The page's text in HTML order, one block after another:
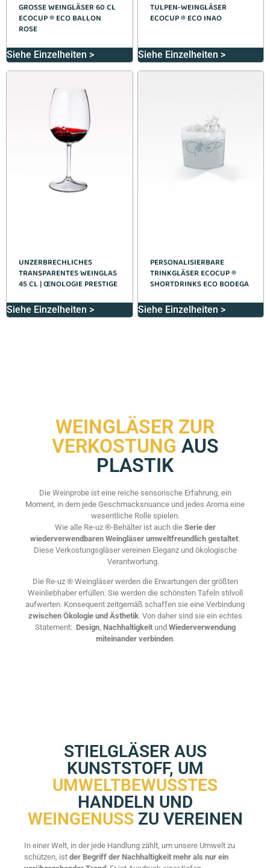
GROSSE WEINGLÄSER 60 CL E
COCUP ® ECO BALLON R
OSE
Siehe Einzelheiten >
TULPEN-WEINGLÄSER
ECOCUP ® ECO INAO
Siehe Einzelheiten >
UNZERBRECHLICHES
TRANSPARENTES WEINGLAS
45 CL | ŒNOLOGIE PRESTIGE
Siehe Einzelheiten >
PERSONALISIERBARE
TRINKGLÄSER ECOCUP ®
SHORTDRINKS ECO BODEGA
Siehe Einzelheiten >
WEINGLÄSER ZUR
VERKOSTUNG AUS
PLASTIK
Die Weinprobe ist eine reiche sensorische Erfahrung, ein
Moment, in dem jede Geschmacksnuance und jedes Aroma eine
wesentliche Rolle spielen.
Wie alle Re-uz ®-Behälter ist auch die Serie der
wiederverwendbaren Weingläser umweltfreundlich gestaltet.
Diese Verkostungsgläser vereinen Eleganz und ökologische
Verantwortung.
Die Re-uz ® Weingläser werden die Erwartungen der größten
Weinliebhaber erfüllen. Sie werden die schönsten Tafeln stilvoll
aufwerten. Konsequent zeitgemäß schaffen sie eine Verbindung
zwischen Ökologie und Ästhetik. Von daher sind sie ein echtes
Statement: Design, Nachhaltigkeitund Wiederverwendung
miteinander verbinden.
STIELGLÄSER AUS
KUNSTSTOFF, UM
UMWELTBEWUSSTES
HANDELN UND
WEINGENUSS ZU VEREINEN
In einer Welt, in der jede Handlung zählt, um unsere Umwelt zu
schützen, ist der Begriff der Nachhaltigkeit mehr als nur ein